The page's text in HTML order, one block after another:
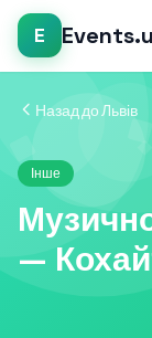
E
Назад до Львів
Інше
—